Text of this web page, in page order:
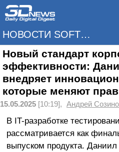
НОВОСТИ SOFTWARE
Новый стандарт
эффективности:
внедряет
которые меняют
15.05.2025 [10:19], Андрей
В IT-разработке
рассматривается как
выпуском продукта.